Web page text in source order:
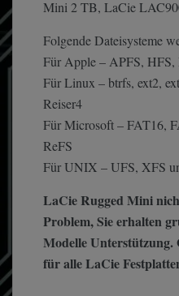
Mini 2 TB, LaCie
Folgende Dateisysteme
Für Apple – APFS,
Für Linux – btrfs, ext2,
Reiser4
Für Microsoft – FAT16,
ReFS
Für UNIX – UFS, XFS
LaCie Rugged Mini
Problem, Sie erhalten
Modelle Unterstützung.
für alle LaCie